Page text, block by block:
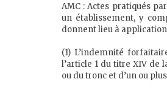
AMC : Actes pratiqués
un établissement, y
donnent lieu à
(1) L’indemnité
l’article 1 du titre XIV de
ou du tronc et d’un ou